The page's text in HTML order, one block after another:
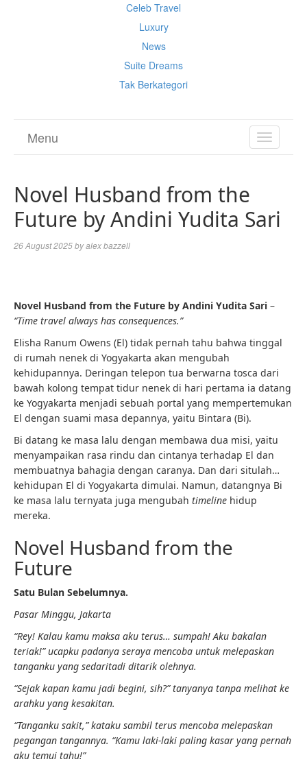
Celeb Travel
Luxury
News
Suite Dreams
Tak Berkategori
TOGGLE
Menu
Novel Husband from the
Future by Andini Yudita Sari
26 August 2025byalex bazzell
Novel Husband from the Future by Andini Yudita Sari –
“Time travel always has consequences.”
Elisha Ranum Owens (El) tidak pernah tahu bahwa tinggal
di rumah nenek di Yogyakarta akan mengubah
kehidupannya. Deringan telepon tua berwarna tosca dari
bawah kolong tempat tidur nenek di hari pertama ia datang
ke Yogyakarta menjadi sebuah portal yang mempertemukan
El dengan suami masa depannya, yaitu Bintara (Bi).
Bi datang ke masa lalu dengan membawa dua misi, yaitu
menyampaikan rasa rindu dan cintanya terhadap El dan
membuatnya bahagia dengan caranya. Dan dari situlah…
kehidupan El di Yogyakarta dimulai. Namun, datangnya Bi
ke masa lalu ternyata juga mengubah timeline hidup
mereka.
Novel Husband from the
Future
Satu Bulan Sebelumnya.
Pasar Minggu, Jakarta
“Rey! Kalau kamu maksa aku terus… sumpah! Aku bakalan
teriak!” ucapku padanya seraya mencoba untuk melepaskan
tanganku yang sedaritadi ditarik olehnya.
“Sejak kapan kamu jadi begini, sih?” tanyanya tanpa melihat ke
arahku yang kesakitan.
“Tanganku sakit,” kataku sambil terus mencoba melepaskan
pegangan tangannya. “Kamu laki-laki paling kasar yang pernah
aku temui tahu!”